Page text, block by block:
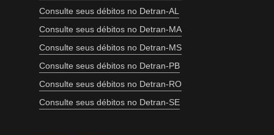
Consulte seus débitos no Detran-AL
Consulte seus débitos no Detran-MA
Consulte seus débitos no Detran-MS
Consulte seus débitos no Detran-PB
Consulte seus débitos no Detran-RO
Consulte seus débitos no Detran-SE